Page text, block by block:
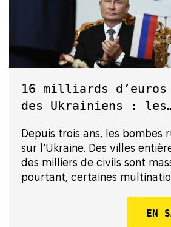
16 milliards
des Ukrainiens : les
machine de guerre
Depuis trois ans, les bombes
sur l’Ukraine. Des villes
des milliers de civils sont
pourtant, certaines
versent des milliards d’euros
EN